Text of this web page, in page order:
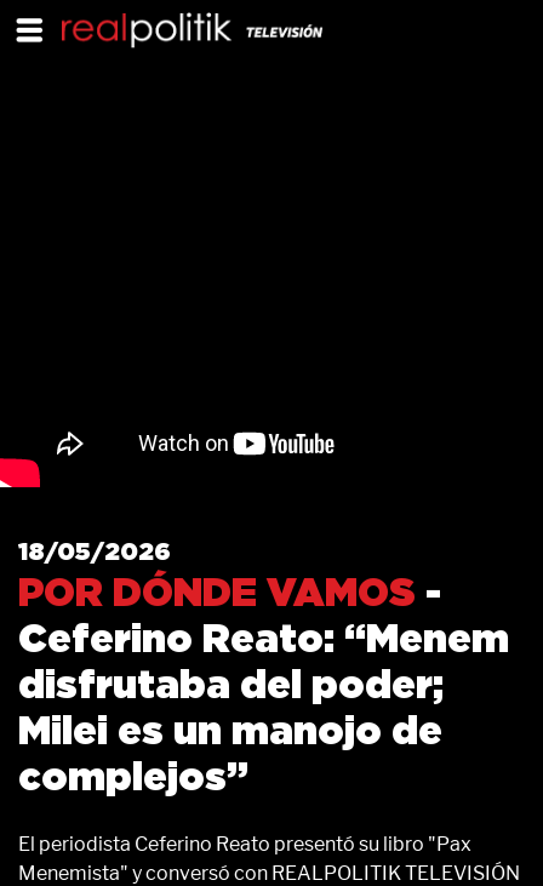
18/05/2026
POR DÓNDE VAMOS -
Ceferino Reato: “Menem
disfrutaba del poder;
Milei es un manojo de
complejos”
El periodista Ceferino Reato presentó su libro "Pax
Menemista" y conversó con REALPOLITIK TELEVISIÓN